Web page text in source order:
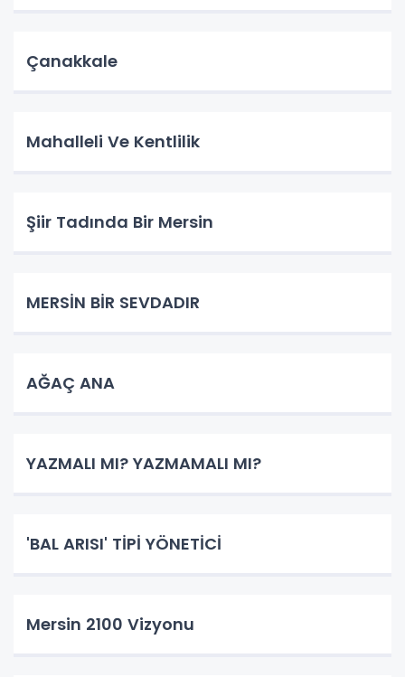
Çanakkale
Mahalleli Ve Kentlilik
Şiir Tadında Bir Mersin
MERSİN BİR SEVDADIR
AĞAÇ ANA
YAZMALI MI? YAZMAMALI MI?
'BAL ARISI' TİPİ YÖNETİCİ
Mersin 2100 Vizyonu